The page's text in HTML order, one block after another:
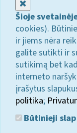
Šioje
cookies).
ir jiems nėra
galite sutikti ir
sutikimą bet
interneto
įrašytus
politika;
Būtinieji